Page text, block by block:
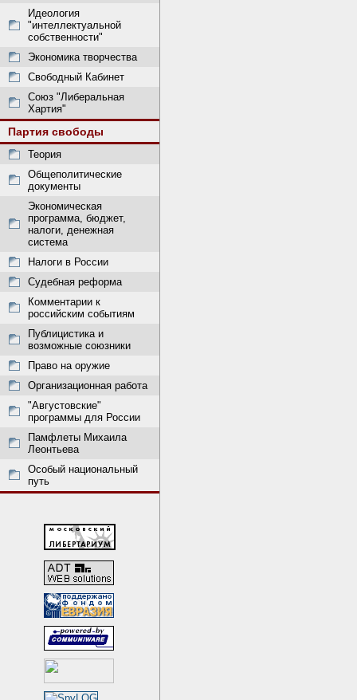
Идеология
"интеллектуальной
собственности"
Экономика творчества
Свободный Кабинет
Союз "Либеральная
Хартия"
Партия свободы
Теория
Общеполитические
документы
Экономическая
программа, бюджет,
налоги, денежная
система
Налоги в России
Судебная реформа
Комментарии к
российским событиям
Публицистика и
возможные союзники
Право на оружие
Организационная работа
"Августовские"
программы для России
Памфлеты Михаила
Леонтьева
Особый национальный
путь